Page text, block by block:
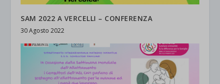
SAM 2022 A VERCELLI – CONFERENZA
30 Agosto 2022